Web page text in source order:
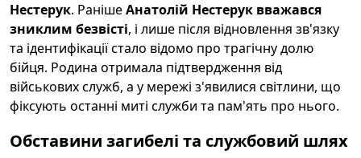
Нестерук. РанішеАнатолій Нестерук вважався
зниклим безвісті, і лише після відновлення зв'язку
та ідентифікації стало відомо про трагічну долю
бійця. Родина отримала підтвердження від
військових служб, а у мережі з'явилися світлини, що
фіксують останні миті служби та пам'ять про нього.
Обставини загибелі та службовий шлях